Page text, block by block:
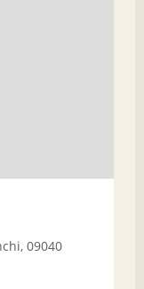
09040